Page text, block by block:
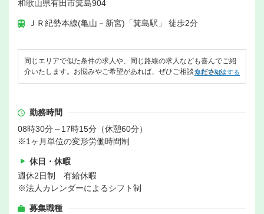
和歌山県有田市箕島904
ＪＲ紀勢本線(亀山－新宮)「箕島駅」 徒歩2分
同じエリアで似た条件の求人や、同じ路線の求人なども喜んでご紹
介いたします。お悩みやご希望があれば、ぜひご相談ください。
無料で相談する
勤務時間
08時30分～17時15分（休憩60分）
※1ヶ月単位の変形労働時間制
休日・休暇
週休2日制 有給休暇
※法人カレンダーによるシフト制
募集職種